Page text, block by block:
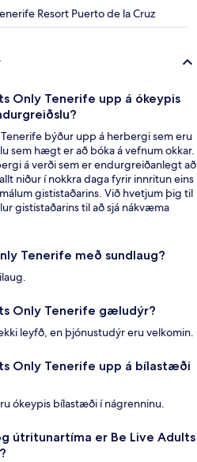
Resort Puerto de la Cruz
Only Tenerife upp á ókeypis
býður upp á herbergi sem eru
sem hægt er að bóka á vefnum okkar.
á verði sem er endurgreiðanlegt að
niður í nokkra daga fyrir innritun eins
gististaðarins. Við hvetjum þig til
gististaðarins til að sjá nákvæma
Tenerife með sundlaug?
Only Tenerife gæludýr?
leyfð, en þjónustudýr eru velkomin.
Only Tenerife upp á bílastæði
ókeypis bílastæði í nágrenninu.
útritunartíma er Be Live Adults